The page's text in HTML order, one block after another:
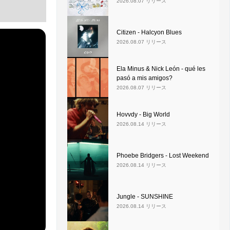
Citizen - Halcyon Blues
2026.08.07 リリース
Ela Minus & Nick León - qué les
pasó a mis amigos?
2026.08.07 リリース
Hovvdy - Big World
2026.08.14 リリース
Phoebe Bridgers - Lost Weekend
2026.08.14 リリース
Jungle - SUNSHINE
2026.08.14 リリース